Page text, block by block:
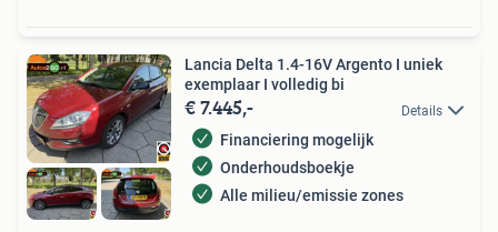
Lancia Delta 1.4-16V Argento I uniek
exemplaar I volledig bi
€ 7.445,- Details
Financiering mogelijk
Onderhoudsboekje
Alle milieu/emissie zones